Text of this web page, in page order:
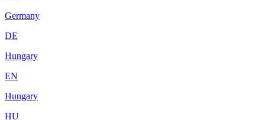
Germany
DE
Hungary
EN
Hungary
HU